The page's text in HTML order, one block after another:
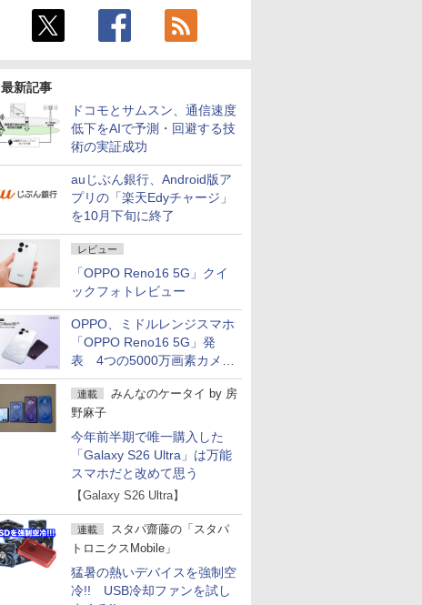
最新記事
ドコモとサムスン、通信速度
低下をAIで予測・回避する技
術の実証成功
auじぶん銀行、Android版ア
プリの「楽天Edyチャージ」
を10月下旬に終了
レビュー
「OPPO Reno16 5G」クイ
ックフォトレビュー
OPPO、ミドルレンジスマホ
「OPPO Reno16 5G」発
表 4つの5000万画素カメラ
搭載の小型モデル
連載 みんなのケータイ by 房
野麻子
今年前半期で唯一購入した
「Galaxy S26 Ultra」は万能
スマホだと改めて思う
【Galaxy S26 Ultra】
連載
スタパ齋藤の「スタパ
トロニクスMobile」
猛暑の熱いデバイスを強制空
冷!! USB冷却ファンを試し